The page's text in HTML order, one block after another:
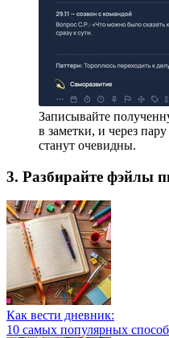
Записывайте
в заметки, и через
станут очевидны.
3. Разбирайте фэйлы
Как вести дневник:
10 самых популярных